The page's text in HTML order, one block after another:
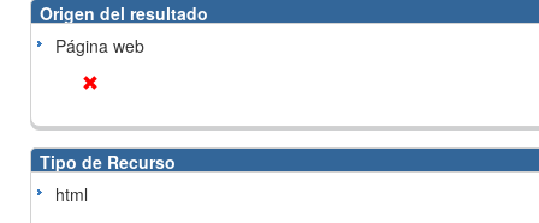
Origen del resultado
Página web
Tipo de Recurso
html